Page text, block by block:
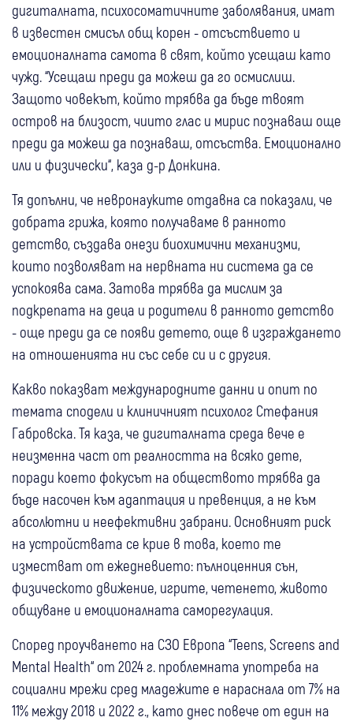
дигиталната, психосоматичните заболявания, имат
в известен смисъл общ корен - отсъствието и
емоционалната самота в свят, който усещаш като
чужд. “Усещаш преди да можеш да го осмислиш.
Защото човекът, който трябва да бъде твоят
остров на близост, чиито глас и мирис познаваш още
преди да можеш да познаваш, отсъства. Емоционално
или и физически“, каза д-р Донкина.
Тя допълни, че невронауките отдавна са показали, че
добрата грижа, която получаваме в ранното
детство, създава онези биохимични механизми,
които позволяват на нервната ни система да се
успокоява сама. Затова трябва да мислим за
подкрепата на деца и родители в ранното детство
- още преди да се появи детето, още в изграждането
на отношенията ни със себе си и с другия.
Какво показват международните данни и опит по
темата сподели и клиничният психолог Стефания
Габровска. Тя каза, че дигиталната среда вече е
неизменна част от реалността на всяко дете,
поради което фокусът на обществото трябва да
бъде насочен към адаптация и превенция, а не към
абсолютни и неефективни забрани. Основният риск
на устройствата се крие в това, което те
изместват от ежедневието: пълноценния сън,
физическото движение, игрите, четенето, живото
общуване и емоционалната саморегулация.
Според проучването на СЗО Европа “Teens, Screens and
Mental Health“ от 2024 г. проблемната употреба на
социални мрежи сред младежите е нараснала от 7% на
11% между 2018 и 2022 г., като днес повече от един на